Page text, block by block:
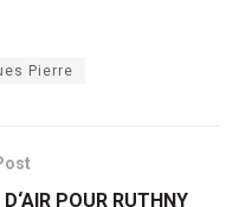
Pierre
POUR RUTHNY